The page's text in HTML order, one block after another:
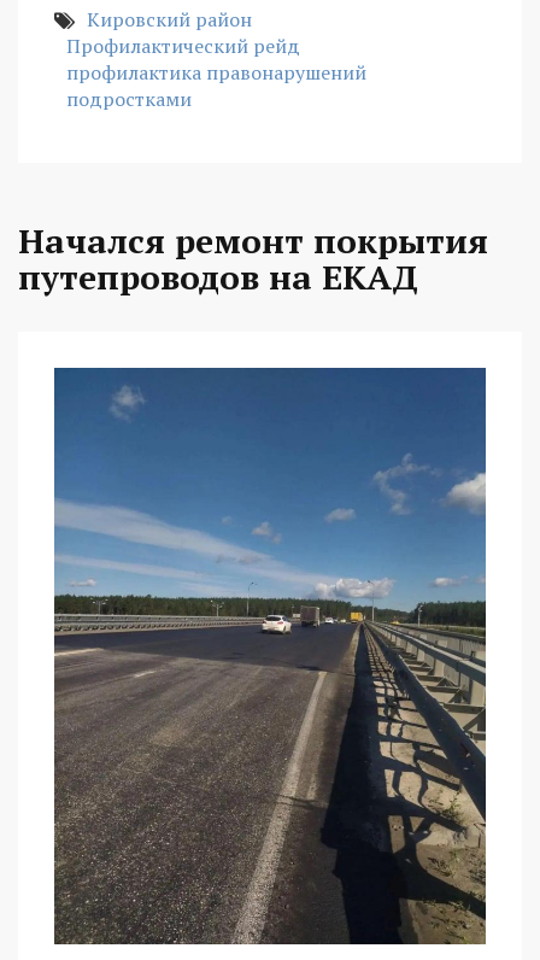
Кировский район
Профилактический рейд
профилактика правонарушений
подростками
Начался ремонт покрытия
путепроводов на ЕКАД